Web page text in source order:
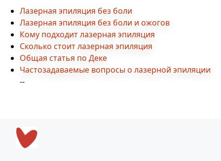
Лазерная эпиляция без боли
Лазерная эпиляция без боли и ожогов
Кому подходит лазерная эпиляция
Сколько стоит лазерная эпиляция
Общая статья по Деке
Частозадаваемые вопросы о лазерной эпиляции
--